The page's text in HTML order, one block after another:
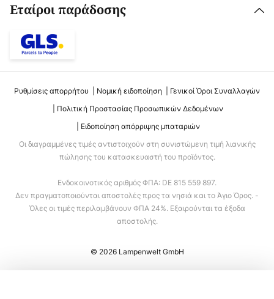
Εταίροι παράδοσης
Ρυθμίσεις απορρήτου Νομική ειδοποίηση
Γενικοί Όροι Συναλλαγών
Πολιτική Προστασίας Προσωπικών Δεδομένων
Ειδοποίηση απόρριψης μπαταριών
Οι διαγραμμένες τιμές αντιστοιχούν στη συνιστώμενη τιμή λιανικής
πώλησης του κατασκευαστή του προϊόντος.
Ενδοκοινοτικός αριθμός ΦΠΑ: DE 815 559 897.
Δεν πραγματοποιούνται αποστολές προς τα νησιά και το Άγιο Όρος. -
Όλες οι τιμές περιλαμβάνουν ΦΠΑ 24%. Εξαιρούνται τα έξοδα
αποστολής.
© 2026 Lampenwelt GmbH